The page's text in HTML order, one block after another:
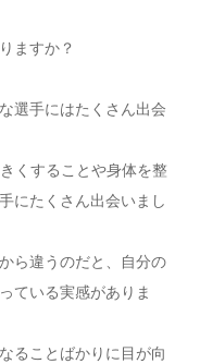
ますか？
選手にはたくさん出会
くすることや身体を整
にたくさん出会いまし
ら違うのだと、自分の
ている実感がありま
ることばかりに目が向